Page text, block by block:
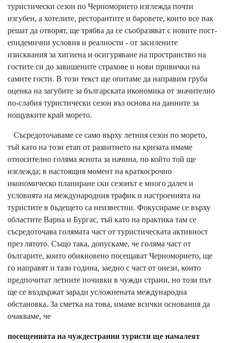
туристически сезон по Черноморието изглежда почти
изгубен, а хотелите, ресторантите и баровете, които все пак
решат да отворят, ще трябва да се съобразяват с новите пост-
епидемични условия и реалности - от засилените
изисквания за хигиена и осигуряване на пространство на
гостите си до завишените страхове и нови привички на
самите гости. В този текст ще опитаме да направим груба
оценка на загубите за българската икономика от значително
по-слабия туристически сезон въз основа на данните за
нощувките край морето.
Съсредоточаваме се само върху летния сезон по морето,
тъй като на този етап от развитието на кризата имаме
относително голяма яснота за начина, по който той ще
изглежда; в настоящия момент на краткосрочно
икономическо планиране ски сезонът е много далеч и
условията на международния трафик и настроенията на
туристите в бъдещето са неизвестни. Фокусираме се върху
областите Варна и Бургас, тъй като на практика там се
съсредоточава голямата част от туристическата активност
през лятото. Също така, допускаме, че голяма част от
българите, които обикновено посещават Черноморието, ще
го направят и тази година, заедно с част от онези, които
предпочитат летните почивки в чужди страни, но този път
ще се въздържат заради усложнената международна
обстановка. За сметка на това, имаме всички основания да
очакваме, че
посещенията на чуждестранни туристи ще намалеят